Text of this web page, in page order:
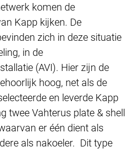
komen de
Kapp kijken. De
zich in deze situatie
in de
(AVI). Hier zijn de
hoog, net als de
en leverde Kapp
twee Vahterus plate & shell
er één dient als
als nakoeler. Dit type